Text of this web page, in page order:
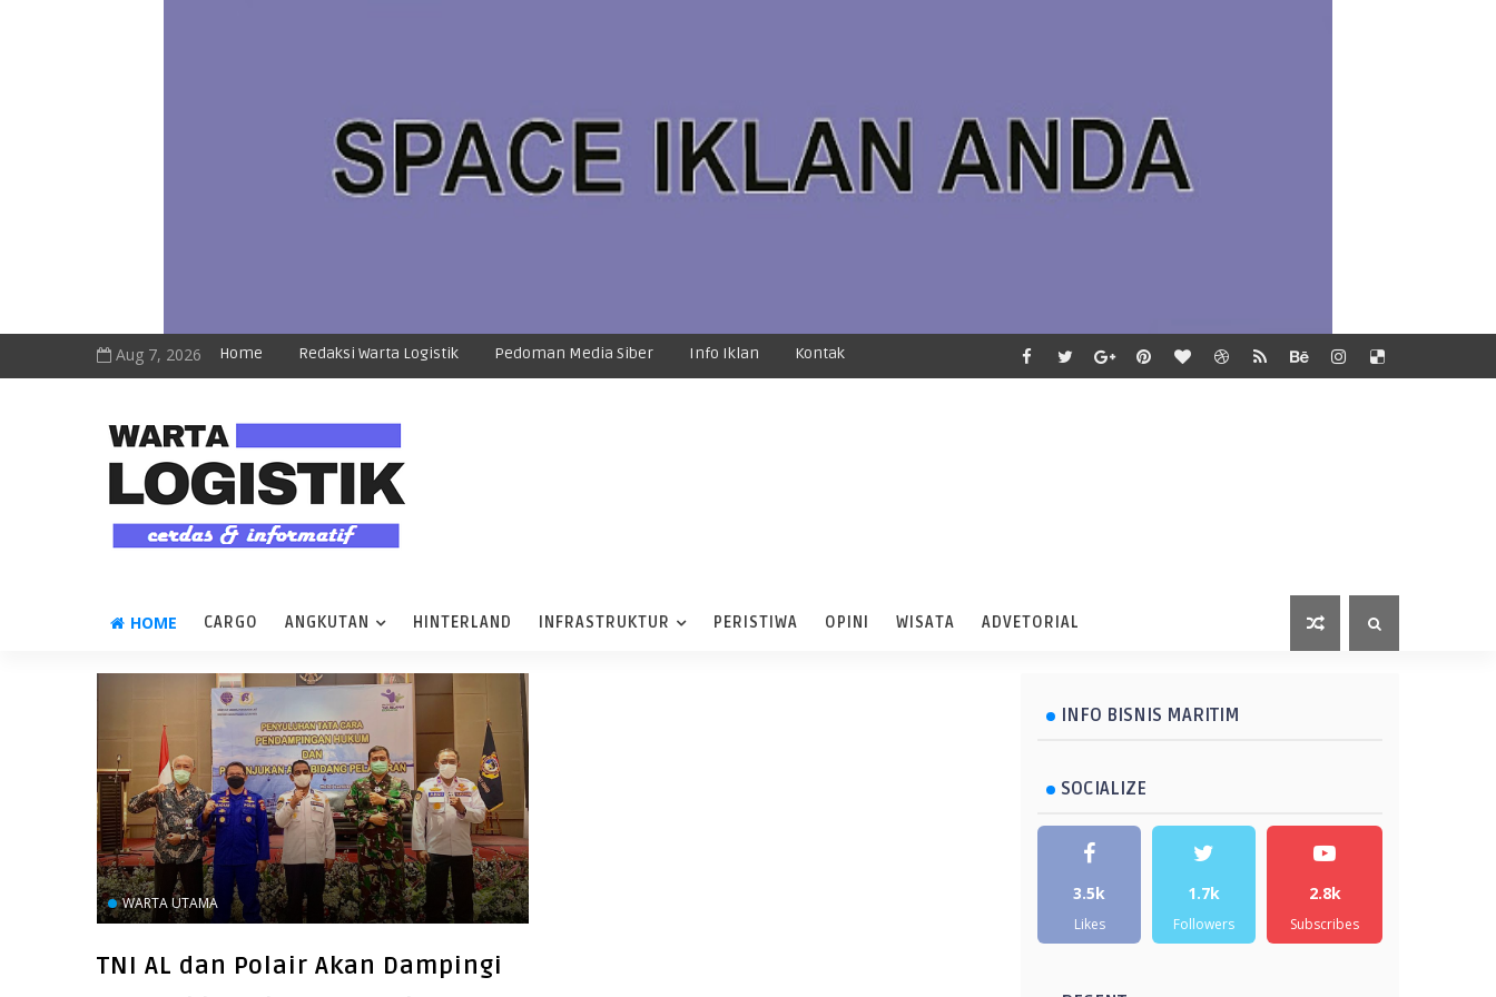
Aug 7, 2026 Home Redaksi Warta Logistik Pedoman Media Siber Info Iklan Kontak
HOME CARGO ANGKUTAN HINTERLAND INFRASTRUKTUR PERISTIWA OPINI WISATA ADVETORIAL
WARTA UTAMA
TNI AL dan Polair Akan Dampingi
INFO BISNIS MARITIM
SOCIALIZE
3.5k
Likes
1.7k
Followers
2.8k
Subscribes